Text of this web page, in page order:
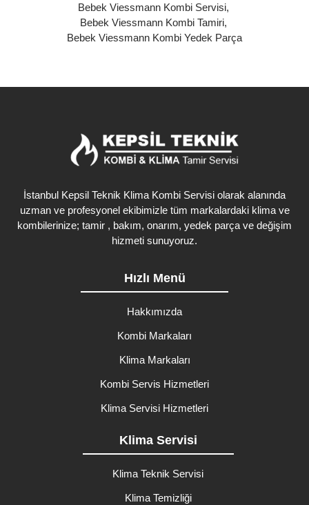
Bebek Viessmann Kombi Servisi,
Bebek Viessmann Kombi Tamiri,
Bebek Viessmann Kombi Yedek Parça
İstanbul Kepsil Teknik Klima Kombi Servisi olarak alanında
uzman ve profesyonel ekibimizle tüm markalardaki klima ve
kombilerinize; tamir , bakım, onarım, yedek parça ve değişim
hizmeti sunuyoruz.
Hızlı Menü
Hakkımızda
Kombi Markaları
Klima Markaları
Kombi Servis Hizmetleri
Klima Servisi Hizmetleri
Klima Servisi
Klima Teknik Servisi
Klima Temizliği